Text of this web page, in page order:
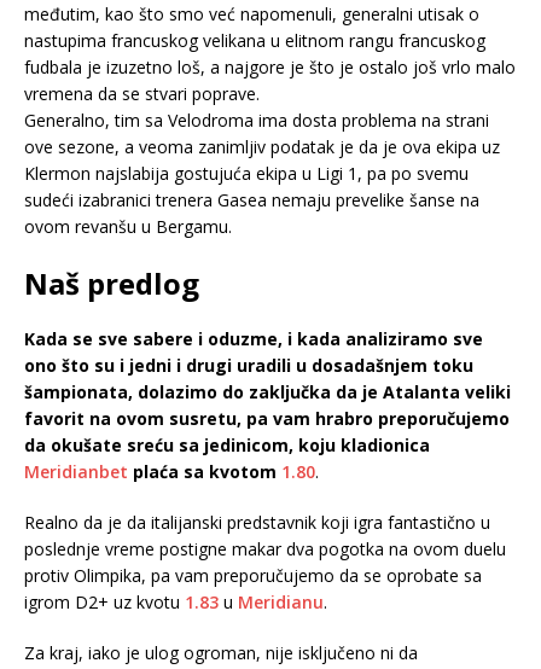
međutim, kao što smo već napomenuli, generalni utisak o
nastupima francuskog velikana u elitnom rangu francuskog
fudbala je izuzetno loš, a najgore je što je ostalo još vrlo malo
vremena da se stvari poprave.
Generalno, tim sa Velodroma ima dosta problema na strani
ove sezone, a veoma zanimljiv podatak je da je ova ekipa uz
Klermon najslabija gostujuća ekipa u Ligi 1, pa po svemu
sudeći izabranici trenera Gasea nemaju prevelike šanse na
ovom revanšu u Bergamu.
Naš predlog
Kada se sve sabere i oduzme, i kada analiziramo sve
ono što su i jedni i drugi uradili u dosadašnjem toku
šampionata, dolazimo do zaključka da je Atalanta veliki
favorit na ovom susretu, pa vam hrabro preporučujemo
da okušate sreću sa jedinicom, koju kladionica
Meridianbet plaća sa kvotom 1.80.
Realno da je da italijanski predstavnik koji igra fantastično u
poslednje vreme postigne makar dva pogotka na ovom duelu
protiv Olimpika, pa vam preporučujemo da se oprobate sa
igrom D2+ uz kvotu 1.83 u Meridianu.
Za kraj, iako je ulog ogroman, nije isključeno ni da